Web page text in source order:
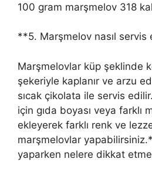
100 gram marşmelov 318
**5. Marşmelov nasıl servis
Marşmelovlar küp şeklinde
şekeriyle kaplanır ve arzu
sıcak çikolata ile servis
için gıda boyası veya farklı
ekleyerek farklı renk ve
marşmelovlar
yaparken nelere dikkat